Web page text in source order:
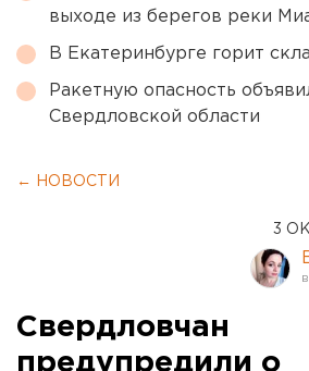
выходе из берегов реки
В Екатеринбурге горит
Ракетную опасность
Свердловской области
← НОВОСТИ
3
Свердловчан
предупредили о